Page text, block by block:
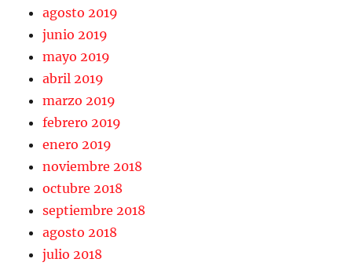
agosto 2019
junio 2019
mayo 2019
abril 2019
marzo 2019
febrero 2019
enero 2019
noviembre 2018
octubre 2018
septiembre 2018
agosto 2018
julio 2018